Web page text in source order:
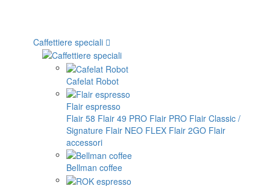
Caffettiere speciali
Cafelat Robot
Flair espresso
Flair 58 Flair 49 PRO Flair PRO Flair Classic /
Signature Flair NEO FLEX Flair 2GO Flair
accessori
Bellman coffee